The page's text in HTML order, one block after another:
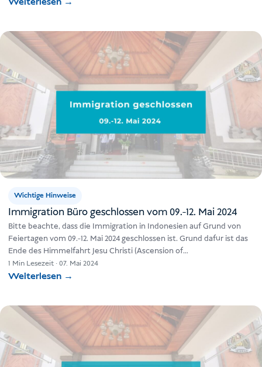
Wichtige Hinweise
Immigration Büro geschlossen vom 09.-12. Mai 2024
Bitte beachte, dass die Immigration in Indonesien auf Grund von
Feiertagen vom 09.-12. Mai 2024 geschlossen ist. Grund dafür ist das
Ende des Himmelfahrt Jesu Christi (Ascension of…
1 Min Lesezeit ·07. Mai 2024
Weiterlesen →